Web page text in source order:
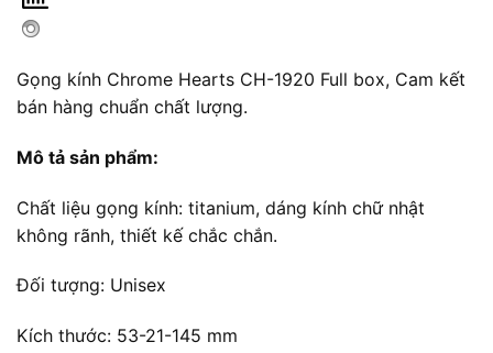
Gọng kính Chrome Hearts CH-1920 Full box, Cam kết
bán hàng chuẩn chất lượng.
Mô tả sản phẩm:
Chất liệu gọng kính: titanium, dáng kính chữ nhật
không rãnh, thiết kế chắc chắn.
Đối tượng: Unisex
Kích thước: 53-21-145 mm